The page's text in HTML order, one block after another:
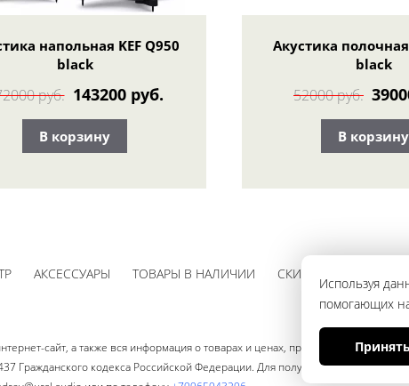
напольная KEF Q950
black
руб. 143200 руб.
В корзину
Акустика полочная
black
52000 руб.
В корзину
Используя
помогающих
Принять
АКСЕССУАРЫ ТОВАРЫ В НАЛИЧИИ
СКИДКИ
сайт, а также вся информация о товарах и ценах, предоставленная на
Гражданского кодекса Российской Федерации. Для получения подробной